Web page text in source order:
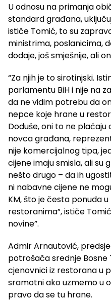
U odnosu na primanja
standard građana,
ističe Tomić, to su
ministrima, poslanicima,
dodaje, još smješnije, ali
“Za njih je to sirotinjski.
parlamentu BiH i nije na
da ne vidim potrebu da
nepce koje hrane u
Doduše, oni to ne
novca građana,
nije komercijalnog tipa,
cijene imaju smisla, ali
nešto drugo – da ih
ni nabavne cijene ne
KM, što je česta ponuda
restoranima”, ističe
novine”.
Admir Arnautović,
potrošača srednje Bosne
cjenovnici iz restorana u
sramotni ako uzmemo u
pravo da se tu hrane.